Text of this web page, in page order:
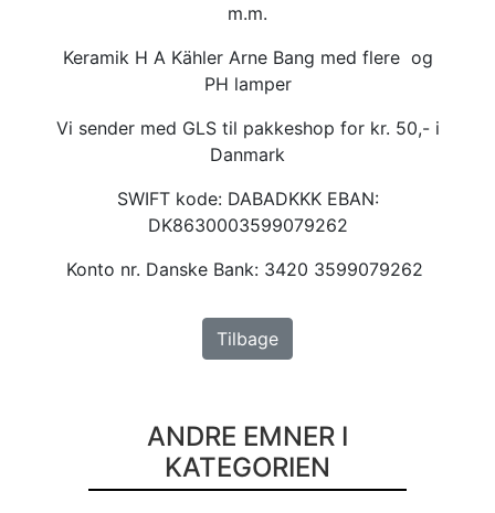
m.m.
Keramik H A Kähler Arne Bang med flere og
PH lamper
Vi sender med GLS til pakkeshop for kr. 50,- i
Danmark
SWIFT kode: DABADKKK EBAN:
DK8630003599079262
Konto nr. Danske Bank: 3420 3599079262
Tilbage
ANDRE EMNER I
KATEGORIEN